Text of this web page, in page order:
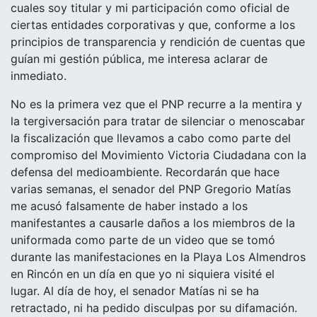
cuales soy titular y mi participación como oficial de
ciertas entidades corporativas y que, conforme a los
principios de transparencia y rendición de cuentas que
guían mi gestión pública, me interesa aclarar de
inmediato.
No es la primera vez que el PNP recurre a la mentira y
la tergiversación para tratar de silenciar o menoscabar
la fiscalización que llevamos a cabo como parte del
compromiso del Movimiento Victoria Ciudadana con la
defensa del medioambiente. Recordarán que hace
varias semanas, el senador del PNP Gregorio Matías
me acusó falsamente de haber instado a los
manifestantes a causarle daños a los miembros de la
uniformada como parte de un video que se tomó
durante las manifestaciones en la Playa Los Almendros
en Rincón en un día en que yo ni siquiera visité el
lugar. Al día de hoy, el senador Matías ni se ha
retractado, ni ha pedido disculpas por su difamación.